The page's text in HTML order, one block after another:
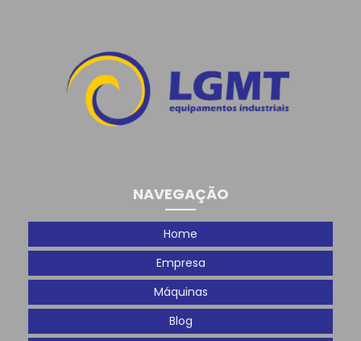
NAVEGAÇÃO
Home
Empresa
Máquinas
Blog